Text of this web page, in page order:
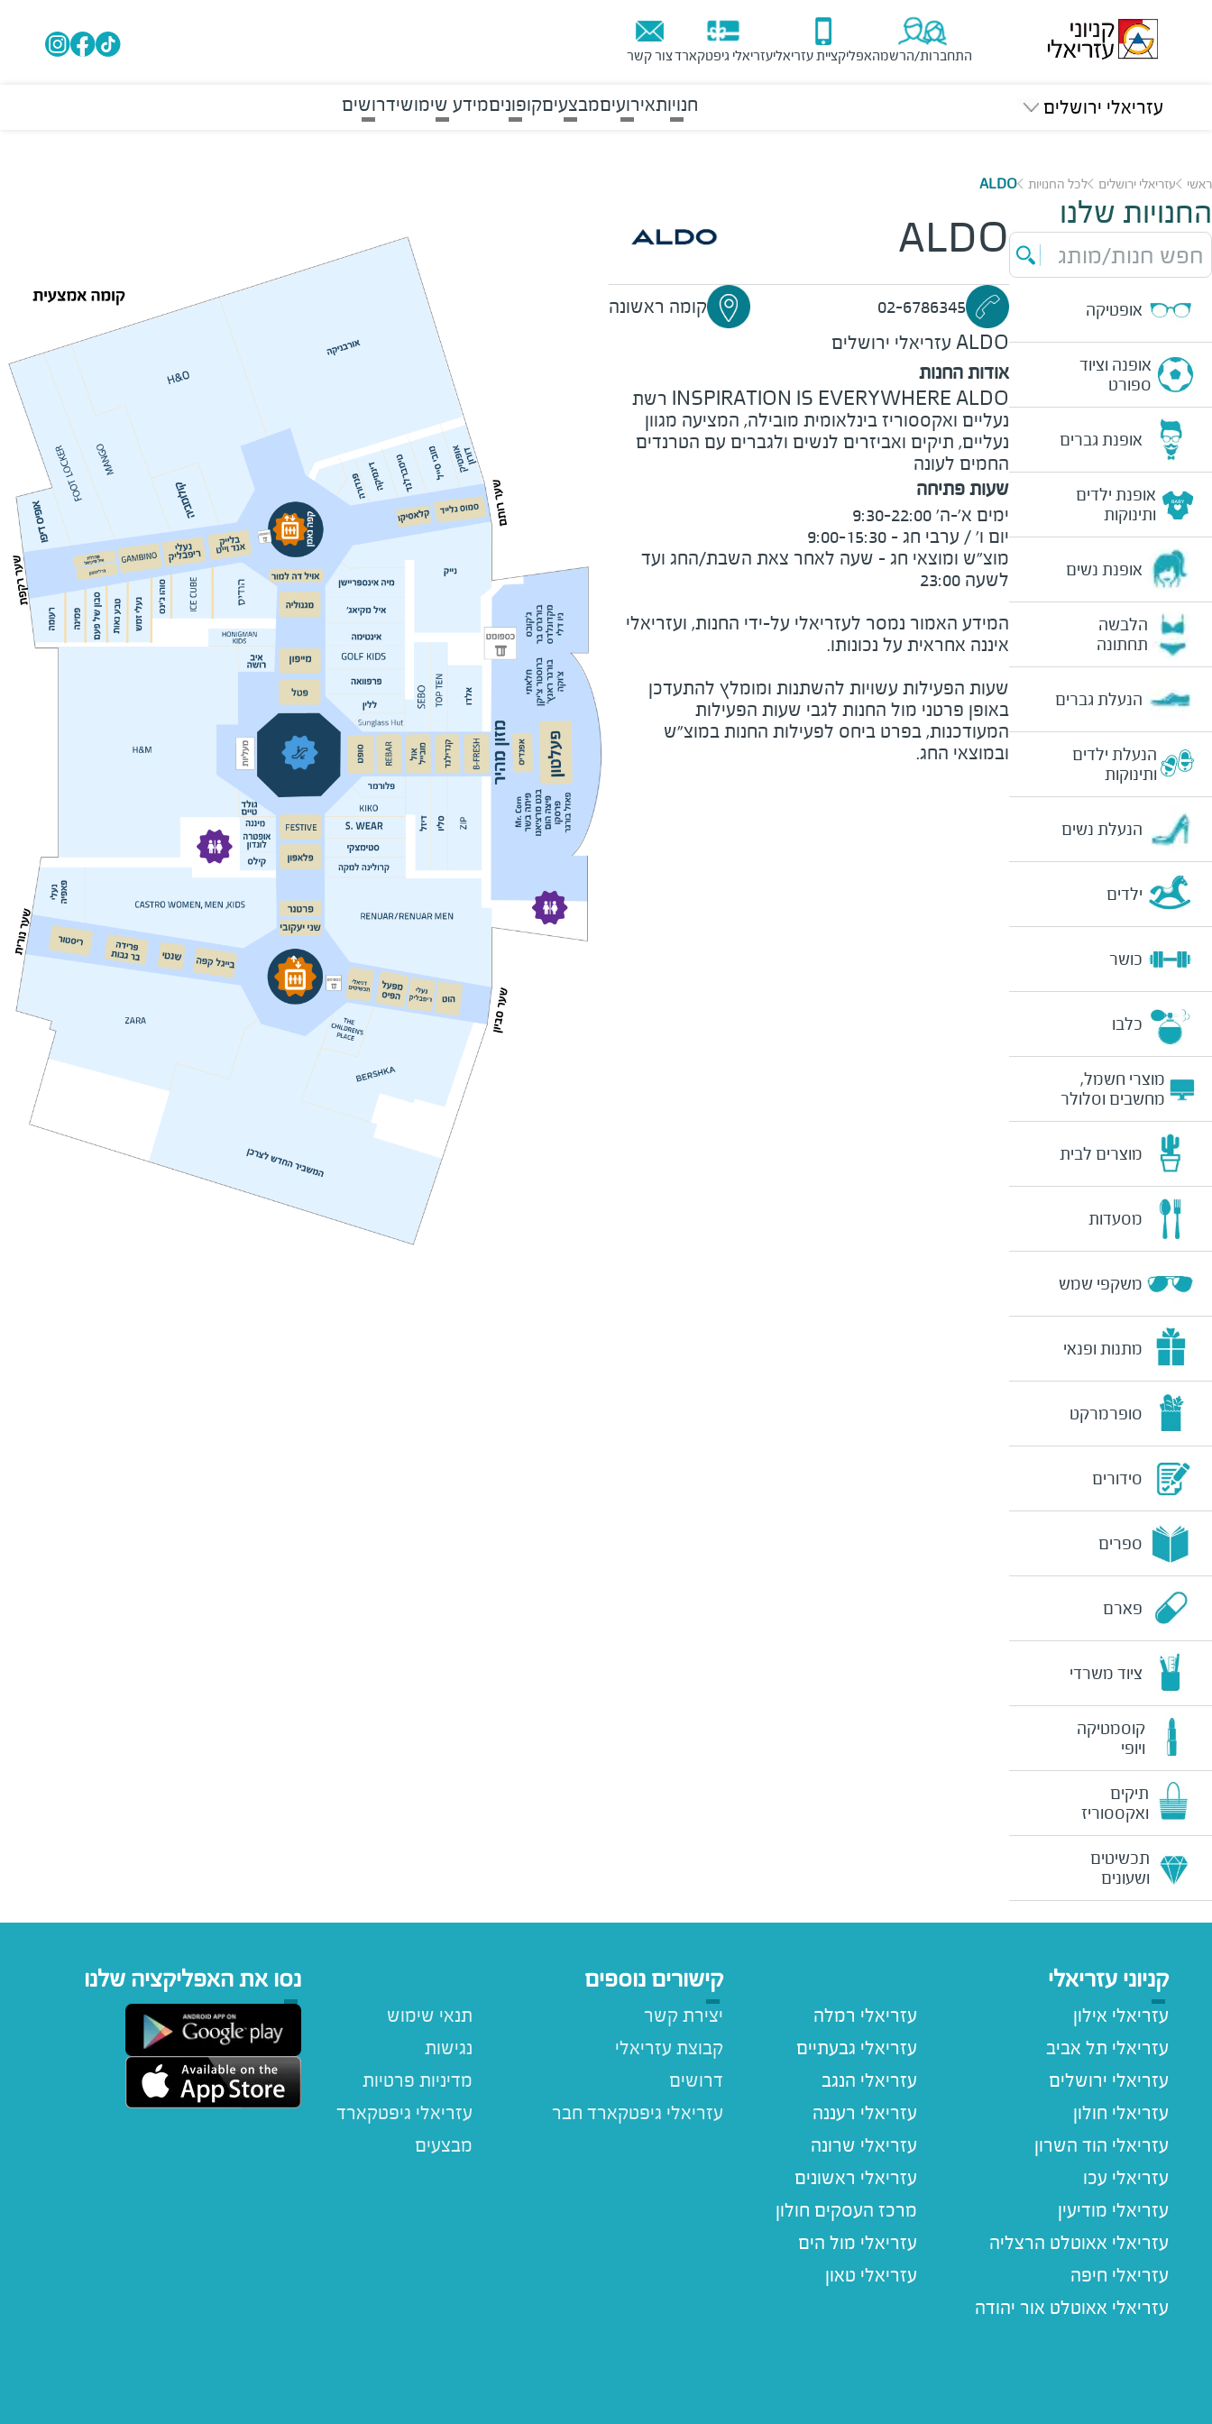
התחברות/הרשמהאפליקציית עזריאליעזריאלי גיפטקארדצור קשר
עזריאלי ירושלים חנויותאירועיםמבצעיםקופוניםמידע שימושידרושים
ראשי עזריאלי ירושלים לכל החנויות ALDO
החנויות שלנו
חפש חנות/מותג
אופטיקה
אופנה וציוד
ספורט
אופנת גברים
אופנת ילדים
ותינוקות
אופנת נשים
הלבשה
תחתונה
הנעלת גברים
הנעלת ילדים
ותינוקות
הנעלת נשים
ילדים
כושר
כלבו
מוצרי חשמל,
מחשבים וסלולר
מוצרים לבית
מסעדות
משקפי שמש
מתנות ופנאי
סופרמרקט
סידורים
ספרים
פארם
ציוד משרדי
קוסמטיקה
ויופי
תיקים
ואקססוריז
תכשיטים
ושעונים
ALDO
02-6786345
קומה ראשונה
ALDO עזריאלי ירושלים
אודות החנות
INSPIRATION IS EVERYWHERE ALDO רשת
נעליים ואקססוריז בינלאומית מובילה, המציעה מגוון
נעליים, תיקים ואביזרים לנשים ולגברים עם הטרנדים
החמים לעונה
שעות פתיחה
המידע האמור נמסר לעזריאלי על-ידי החנות, ועזריאלי
שעות הפעילות עשויות להשתנות ומומלץ להתעדכן
באופן פרטני מול החנות לגבי שעות הפעילות
המעודכנות, בפרט ביחס לפעילות החנות במוצ"ש
ובמוצאי החג.
קניוני עזריאלי
עזריאלי אילון
עזריאלי תל אביב
עזריאלי ירושלים
עזריאלי חולון
עזריאלי הוד השרון
עזריאלי עכו
עזריאלי מודיעין
עזריאלי אאוטלט הרצליה
עזריאלי חיפה
עזריאלי אאוטלט אור יהודה
עזריאלי רמלה
עזריאלי גבעתיים
עזריאלי הנגב
עזריאלי רעננה
עזריאלי שרונה
עזריאלי ראשונים
מרכז העסקים חולון
עזריאלי מול הים
עזריאלי טאון
קישורים נוספים
תנאי שימוש
נגישות
מדיניות פרטיות
עזריאלי גיפטקארד
מבצעים
יצירת קשר
קבוצת עזריאלי
דרושים
נסו את האפליקציה שלנו